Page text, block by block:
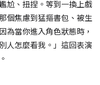
尬、扭捏。等到一換上戲
個焦慮到猛摳書包、被生
為當你進入角色狀態時，
人怎麼看我。」這回表演